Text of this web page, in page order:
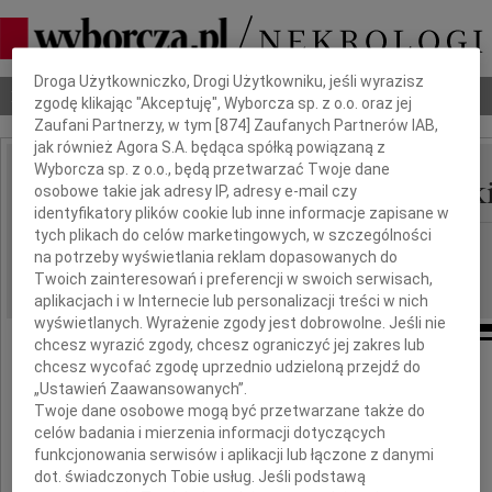
Nekrologi Odeszli Poradnik pogrzebowy
IMIĘ I NAZWISKO: Wiesław Janusz
REGION: cała Polska
DATA EMISJI: 23.10.2009
Z głębokim smutkiem zawiadamiamy,
że w dniu 21 października 2009 r. zmarł
Dbamy o Twoją prywatność
Droga Użytkowniczko, Drogi Użytkowniku, jeśli wyrazisz
zgodę klikając "Akceptuję", Wyborcza sp. z o.o. oraz jej
Zaufani Partnerzy, w tym [874 ] Zaufanych Partnerów IAB,
jak również Agora S.A. będąca spółką powiązaną z
Wyborcza sp. z o.o., będą przetwarzać Twoje dane
osobowe takie jak adresy IP, adresy e-mail czy
identyfikatory plików cookie lub inne informacje zapisane w
tych plikach do celów marketingowych, w szczególności
na potrzeby wyświetlania reklam dopasowanych do
Twoich zainteresowań i preferencji w swoich serwisach,
aplikacjach i w Internecie lub personalizacji treści w nich
wyświetlanych. Wyrażenie zgody jest dobrowolne. Jeśli nie
chcesz wyrazić zgody, chcesz ograniczyć jej zakres lub
chcesz wycofać zgodę uprzednio udzieloną przejdź do
„Ustawień Zaawansowanych”.
Twoje dane osobowe mogą być przetwarzane także do
celów badania i mierzenia informacji dotyczących
funkcjonowania serwisów i aplikacji lub łączone z danymi
dot. świadczonych Tobie usług. Jeśli podstawą